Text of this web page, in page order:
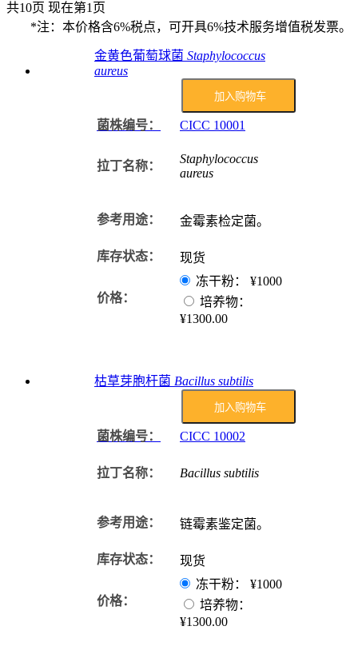
共10页 现在第1页
*注：本价格含6%税点，可开具6%技术服务增值税发票。
金黄色葡萄球菌 Staphylococcus
aureus
加入购物车
菌株编号： CICC 10001
拉丁名称：
Staphylococcus
aureus
参考用途： 金霉素检定菌。
库存状态： 现货
价格：
冻干粉：
¥1000
培养物：
¥1300.00
枯草芽胞杆菌 Bacillus subtilis
加入购物车
菌株编号： CICC 10002
拉丁名称： Bacillus subtilis
参考用途： 链霉素鉴定菌。
库存状态： 现货
价格：
冻干粉：
¥1000
培养物：
¥1300.00